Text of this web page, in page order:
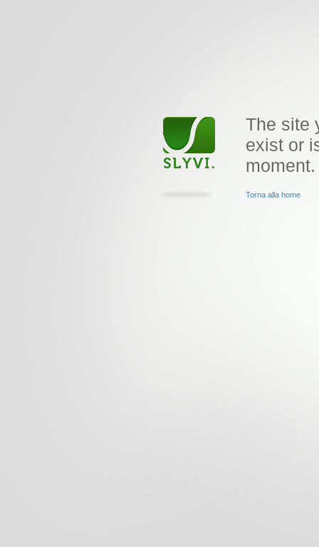
The site
exist or
moment.
Torna alla home